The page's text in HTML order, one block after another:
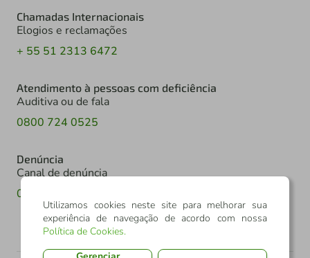
Chamadas Internacionais
Elogios e reclamações
+ 55 51 2313 6472
Atendimento à pessoas com deficiência
Auditiva ou de fala
0800 724 0525
Denúncia
Canal de denúncia
0800 602 6918
Utilizamos cookies neste site para melhorar sua
experiência de navegação de acordo com nossa
Política de Cookies.